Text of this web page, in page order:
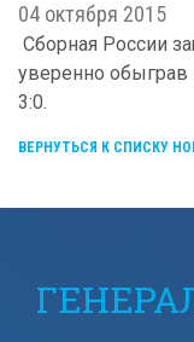
04 октября 2015
Сборная России
уверенно
3:0.
ВЕРНУТЬСЯ К СПИСКУ